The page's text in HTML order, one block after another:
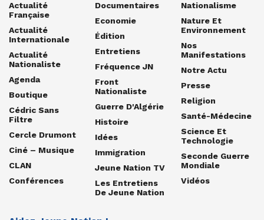
Actualité
Française
Actualité
Internationale
Actualité
Nationaliste
Agenda
Boutique
Cédric Sans
Filtre
Cercle Drumont
Ciné – Musique
CLAN
Conférences
Documentaires
Economie
Édition
Entretiens
Fréquence JN
Front
Nationaliste
Guerre D'Algérie
Histoire
Idées
Immigration
Jeune Nation TV
Les Entretiens
De Jeune Nation
Nationalisme
Nature Et
Environnement
Nos
Manifestations
Notre Actu
Presse
Religion
Santé-Médecine
Science Et
Technologie
Seconde Guerre
Mondiale
Vidéos